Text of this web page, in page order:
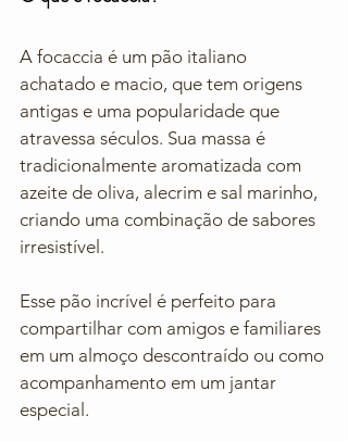
A focaccia é um pão italiano
achatado e macio, que tem origens
antigas e uma popularidade que
atravessa séculos. Sua massa é
tradicionalmente aromatizada com
azeite de oliva, alecrim e sal marinho,
criando uma combinação de sabores
irresistível.
Esse pão incrível é perfeito para
compartilhar com amigos e familiares
em um almoço descontraído ou como
acompanhamento em um jantar
especial.